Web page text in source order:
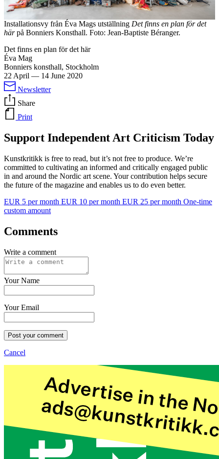
Installationsvy från Éva Mags utställning Det finns en plan för det
härpå Bonniers Konsthall. Foto: Jean-Baptiste Béranger.
Det finns en plan för det här
Éva Mag
Bonniers konsthall, Stockholm
22 April — 14 June 2020
Newsletter
Share
Print
Support Independent Art Criticism Today
Kunstkritikk is free to read, but it’s not free to produce. We’re
committed to cultivating an informed and critically engaged public
in and around the Nordic art scene. Your contribution helps secure
the future of the magazine and enables us to do even better.
EUR 5 per month EUR 10 per month EUR 25 per month One-time
custom amount
Comments
Write a comment
Your Name
Your Email
Post your comment
Cancel